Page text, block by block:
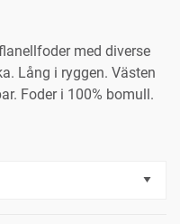
med diverse
Lång i ryggen. Västen
Foder i 100% bomull.